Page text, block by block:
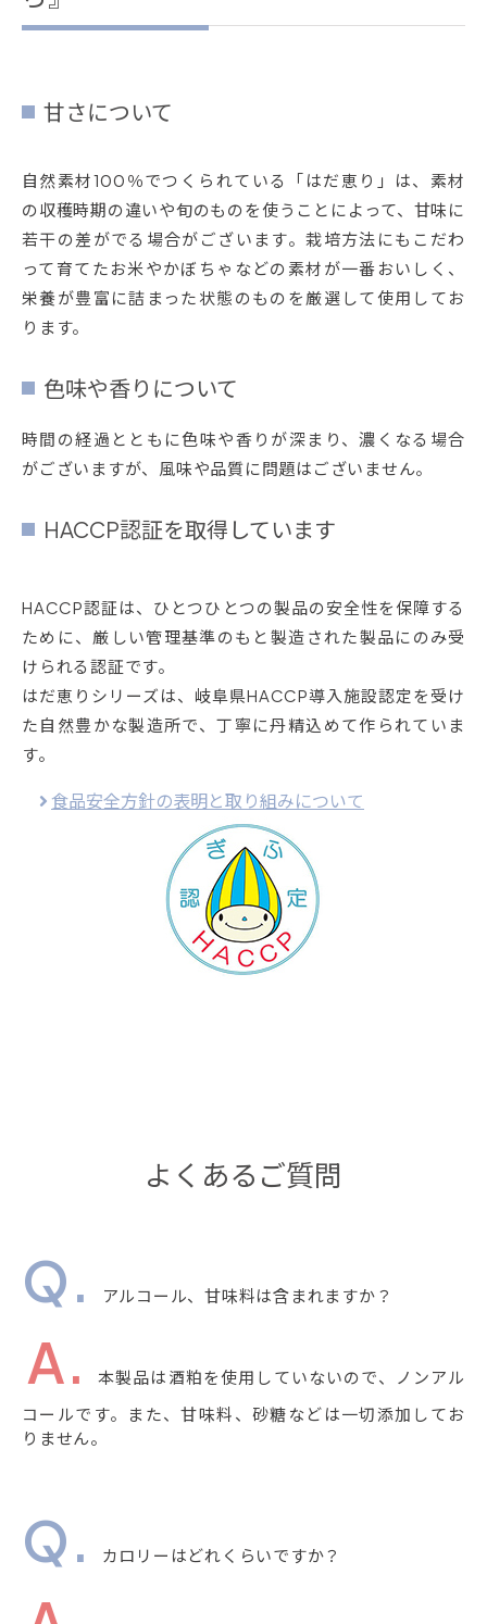
甘さについて
自然素材100％でつくられている「はだ恵り」は、素材
の収穫時期の違いや旬のものを使うことによって、甘味に
若干の差がでる場合がございます。栽培方法にもこだわ
って育てたお米やかぼちゃなどの素材が一番おいしく、
栄養が豊富に詰まった状態のものを厳選して使用してお
ります。
色味や香りについて
時間の経過とともに色味や香りが深まり、濃くなる場合
がございますが、風味や品質に問題はございません。
HACCP認証を取得しています
HACCP認証は、ひとつひとつの製品の安全性を保障する
ために、厳しい管理基準のもと製造された製品にのみ受
けられる認証です。
はだ恵りシリーズは、岐阜県HACCP導入施設認定を受け
た自然豊かな製造所で、丁寧に丹精込めて作られていま
す。
食品安全方針の表明と取り組みについて
よくあるご質問
アルコール、甘味料は含まれますか？
本製品は酒粕を使用していないので、ノンアル
コールです。また、甘味料、砂糖などは一切添加してお
りません。
カロリーはどれくらいですか？